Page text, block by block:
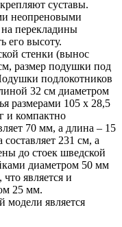
суставы.
неопреновыми
на перекладины
его высоту.
стенки (вынос
размер подушки под
подлокотников
32 см диаметром
размерами 105 х 28,5
и компактно
70 мм, а длина – 15
231 см, а
до стоек шведской
диаметром 50 мм
является и
25 мм.
модели является